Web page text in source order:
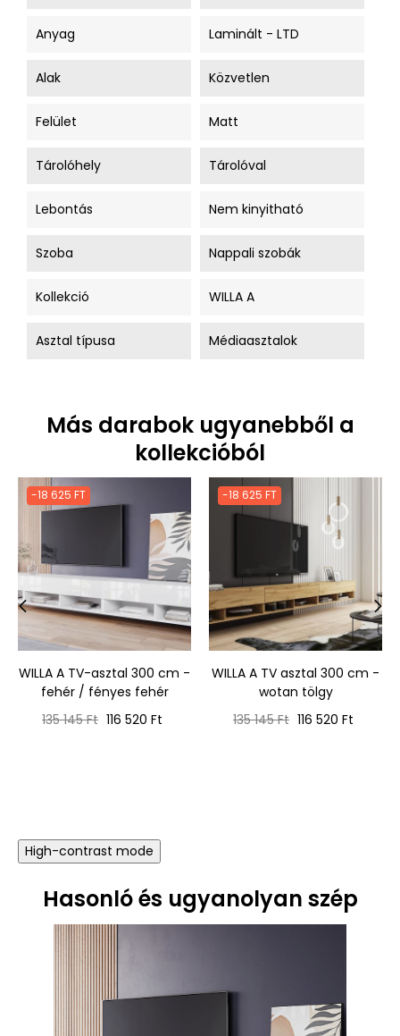
Anyag Laminált - LTD
Alak Közvetlen
Felület Matt
Tárolóhely Tárolóval
Lebontás Nem kinyitható
Szoba Nappali szobák
Kollekció WILLA A
Asztal típusa Médiaasztalok
Más darabok ugyanebből a
kollekcióból
-18 625 FT
WILLA A TV-asztal 300 cm -
fehér / fényes fehér
Normál
135 145 Ft Ár
116 520 Ft
-18 625 FT
WILLA A TV asztal 300 cm -
wotan tölgy
Normál
135 145 Ft Ár
116 520 Ft
›
High-contrast mode
Hasonló és ugyanolyan szép